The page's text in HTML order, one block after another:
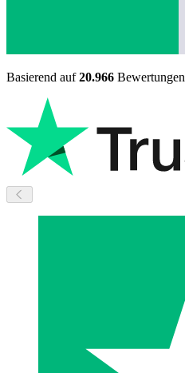
Basierend auf20.966 Bewertungen